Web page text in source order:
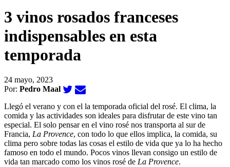
3 vinos rosados franceses
indispensables en esta
temporada
24 mayo, 2023
Por: Pedro Maal
Llegó el verano y con el la temporada oficial del rosé. El clima, la
comida y las actividades son ideales para disfrutar de este vino tan
especial. El solo pensar en el vino rosé nos transporta al sur de
Francia, La Provence, con todo lo que ellos implica, la comida, su
clima pero sobre todas las cosas el estilo de vida que ya lo ha hecho
famoso en todo el mundo. Pocos vinos llevan consigo un estilo de
vida tan marcado como los vinos rosé de La Provence.